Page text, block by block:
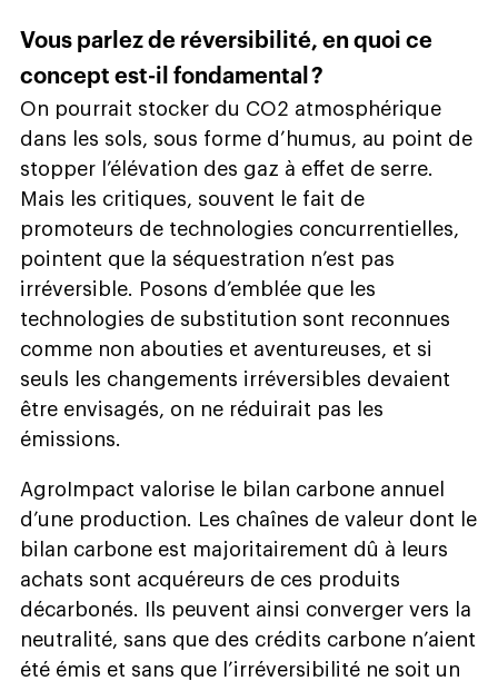
Vous parlez de réversibilité, en quoi ce
concept est-il fondamental ?
On pourrait stocker du CO2 atmosphérique
dans les sols, sous forme d’humus, au point de
stopper l’élévation des gaz à effet de serre.
Mais les critiques, souvent le fait de
promoteurs de technologies concurrentielles,
pointent que la séquestration n’est pas
irréversible. Posons d’emblée que les
technologies de substitution sont reconnues
comme non abouties et aventureuses, et si
seuls les changements irréversibles devaient
être envisagés, on ne réduirait pas les
émissions.
AgroImpact valorise le bilan carbone annuel
d’une production. Les chaînes de valeur dont le
bilan carbone est majoritairement dû à leurs
achats sont acquéreurs de ces produits
décarbonés. Ils peuvent ainsi converger vers la
neutralité, sans que des crédits carbone n’aient
été émis et sans que l’irréversibilité ne soit un